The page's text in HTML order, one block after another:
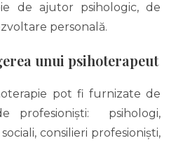
de ajutor psihologic, de
personală.
unui psihoterapeut
pot fi furnizate de
profesioniști: psihologi,
consilieri profesioniști,